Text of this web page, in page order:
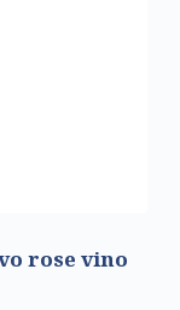
rose vino